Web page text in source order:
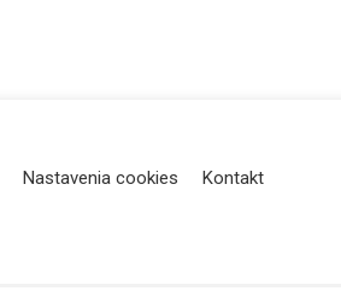
Nastavenia cookies
Kontakt